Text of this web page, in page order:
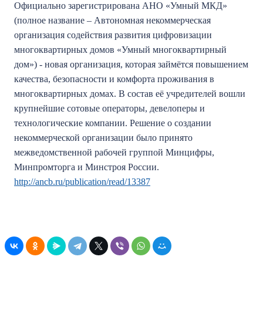
Официально зарегистрирована АНО «Умный МКД»
(полное название – Автономная некоммерческая
организация содействия развития цифровизации
многоквартирных домов «Умный многоквартирный
дом») - новая организация, которая займётся повышением
качества, безопасности и комфорта проживания в
многоквартирных домах. В состав её учредителей вошли
крупнейшие сотовые операторы, девелоперы и
технологические компании. Решение о создании
некоммерческой организации было принято
межведомственной рабочей группой Минцифры,
Минпромторга и Минстроя России.
http://ancb.ru/publication/read/13387